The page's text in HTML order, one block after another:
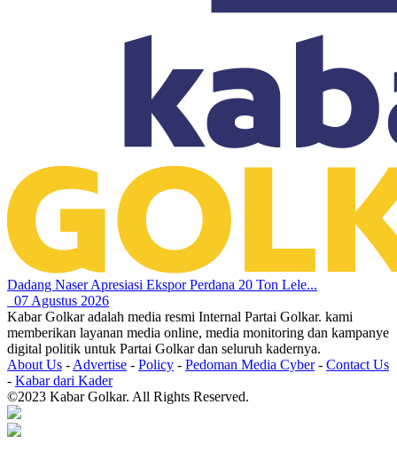
Dadang Naser Apresiasi Ekspor Perdana 20 Ton Lele...
07 Agustus 2026
Kabar Golkar adalah media resmi Internal Partai Golkar. kami
memberikan layanan media online, media monitoring dan kampanye
digital politik untuk Partai Golkar dan seluruh kadernya.
About Us - Advertise - Policy - Pedoman Media Cyber- Contact Us
- Kabar dari Kader
©2023 Kabar Golkar. All Rights Reserved.